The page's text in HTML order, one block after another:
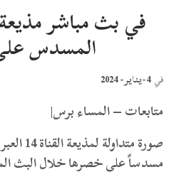
في بث مباشر
المسدس
في 4-يناير- 2024
متابعات – المساء برس|
صورة
مسدساً على خصرها خلال البث